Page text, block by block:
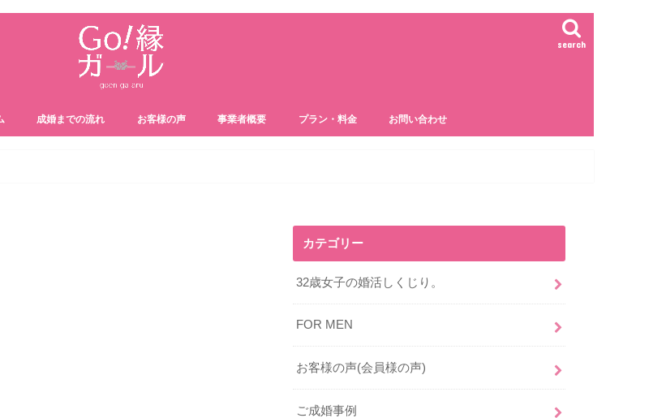
search
成婚までの流れ お客様の声 事業者概要 プラン・料金 お問い合わせ
カテゴリー
32歳女子の婚活しくじり。
FOR MEN
お客様の声(会員様の声)
ご成婚事例